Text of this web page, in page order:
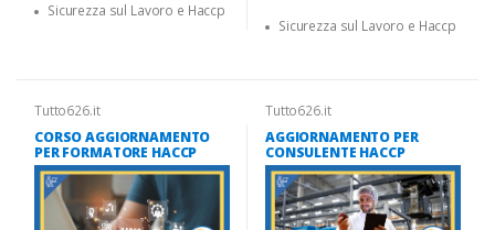
Sicurezza sul Lavoro e Haccp
Sicurezza sul Lavoro e Haccp
Tutto626.it
CORSO AGGIORNAMENTO
PER FORMATORE HACCP
Tutto626.it
AGGIORNAMENTO PER
CONSULENTE HACCP